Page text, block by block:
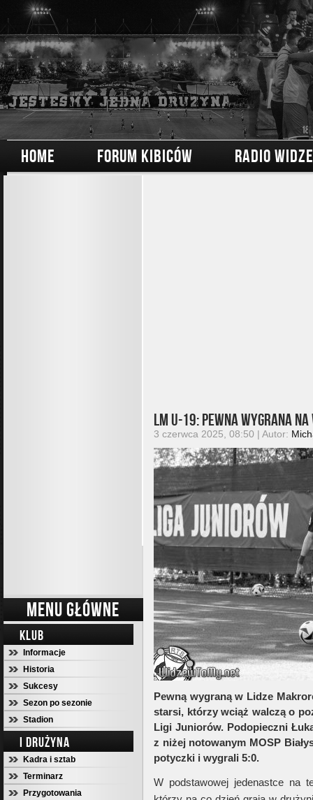
HOME FORUM KIBICÓW RADIO
MENU GŁÓWNE
KLUB
Informacje
Historia
Sukcesy
Sezon po sezonie
Stadion
I DRUŻYNA
Kadra i sztab
Terminarz
Przygotowania
LM U-19: Pewna wygrana
3 czerwca 2025, 08:50 | Autor:
Pewną wygraną w Lidze
starsi, którzy wciąż walczą o
Ligi Juniorów. Podopieczni
z niżej notowanym MOSP
potyczki i wygrali 5:0.
W podstawowej jedenastce na